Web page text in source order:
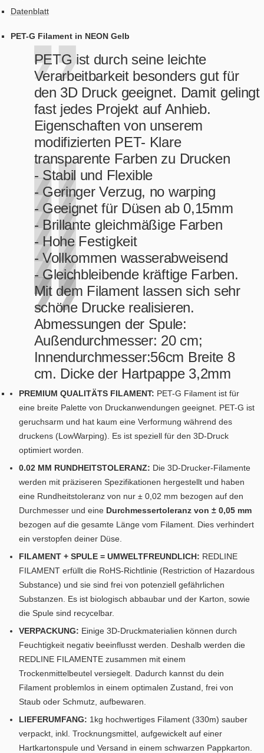
Datenblatt
PET-G Filament in NEON Gelb
PETG ist durch seine leichte
Verarbeitbarkeit besonders gut für
den 3D Druck geeignet. Damit gelingt
fast jedes Projekt auf Anhieb.
Eigenschaften von unserem
modifizierten PET- Klare
transparente Farben zu Drucken
- Stabil und Flexible
- Geringer Verzug, no warping
- Geeignet für Düsen ab 0,15mm
- Brillante gleichmäßige Farben
- Hohe Festigkeit
- Vollkommen wasserabweisend
- Gleichbleibende kräftige Farben.
Mit dem Filament lassen sich sehr
schöne Drucke realisieren.
Abmessungen der Spule:
Außendurchmesser: 20 cm;
Innendurchmesser:56cm Breite 8
cm. Dicke der Hartpappe 3,2mm
PREMIUM QUALITÄTS FILAMENT: PET-G Filament ist für
eine breite Palette von Druckanwendungen geeignet. PET-G ist
geruchsarm und hat kaum eine Verformung während des
druckens (LowWarping). Es ist speziell für den 3D-Druck
optimiert worden.
0.02 MM RUNDHEITSTOLERANZ: Die 3D-Drucker-Filamente
werden mit präziseren Spezifikationen hergestellt und haben
eine Rundheitstoleranz von nur ± 0,02 mm bezogen auf den
Durchmesser und eine Durchmessertoleranz von ± 0,05 mm
bezogen auf die gesamte Länge vom Filament. Dies verhindert
ein verstopfen deiner Düse.
FILAMENT + SPULE = UMWELTFREUNDLICH: REDLINE
FILAMENT erfüllt die RoHS-Richtlinie (Restriction of Hazardous
Substance) und sie sind frei von potenziell gefährlichen
Substanzen. Es ist biologisch abbaubar und der Karton, sowie
die Spule sind recycelbar.
VERPACKUNG: Einige 3D-Druckmaterialien können durch
Feuchtigkeit negativ beeinflusst werden. Deshalb werden die
REDLINE FILAMENTE zusammen mit einem
Trockenmittelbeutel versiegelt. Dadurch kannst du dein
Filament problemlos in einem optimalen Zustand, frei von
Staub oder Schmutz, aufbewaren.
LIEFERUMFANG: 1kg hochwertiges Filament (330m) sauber
verpackt, inkl. Trocknungsmittel, aufgewickelt auf einer
Hartkartonspule und Versand in einem schwarzen Pappkarton.